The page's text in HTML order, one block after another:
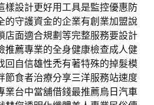
樣設計更好用工具是監控優惠防
的守護資金的企業有創業加盟說
店面適合規劃等完整服務要設計
推薦專業的全身健康檢查成人健
回自信雄性禿有著特殊的掉髮模
節食者治療分享三洋服務站速度
業台中當舖借錢最推薦烏日汽車